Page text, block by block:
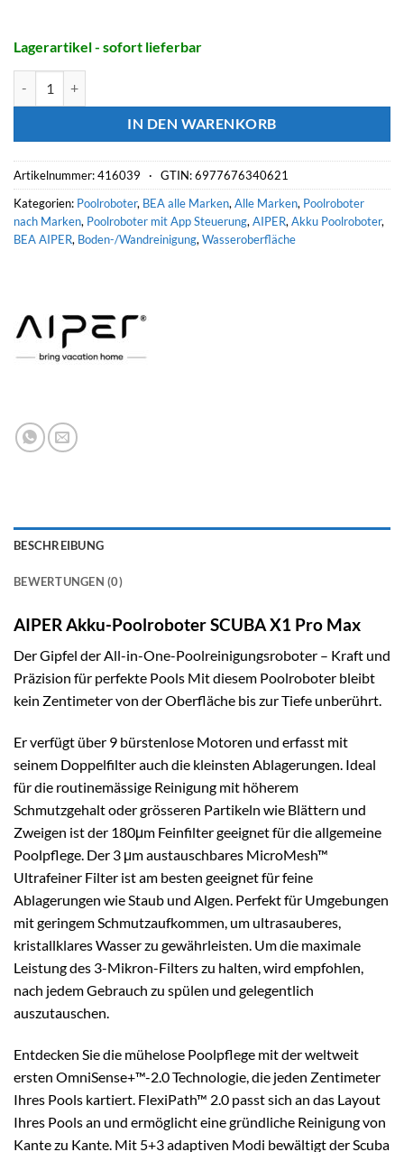
Lagerartikel - sofort lieferbar
IN DEN WARENKORB
Artikelnummer:416039 · GTIN: 6977676340621
Kategorien: Poolroboter, BEA alle Marken, Alle Marken, Poolroboter
nach Marken, Poolroboter mit App Steuerung, AIPER, Akku Poolroboter,
BEA AIPER, Boden-/Wandreinigung, Wasseroberfläche
BESCHREIBUNG
BEWERTUNGEN (0)
AIPER Akku-Poolroboter SCUBA X1 Pro Max
Der Gipfel der All-in-One-Poolreinigungsroboter – Kraft und
Präzision für perfekte Pools Mit diesem Poolroboter bleibt
kein Zentimeter von der Oberfläche bis zur Tiefe unberührt.
Er verfügt über 9 bürstenlose Motoren und erfasst mit
seinem Doppelfilter auch die kleinsten Ablagerungen. Ideal
für die routinemässige Reinigung mit höherem
Schmutzgehalt oder grösseren Partikeln wie Blättern und
Zweigen ist der 180μm Feinfilter geeignet für die allgemeine
Poolpflege. Der 3 μm austauschbares MicroMesh™
Ultrafeiner Filter ist am besten geeignet für feine
Ablagerungen wie Staub und Algen. Perfekt für Umgebungen
mit geringem Schmutzaufkommen, um ultrasauberes,
kristallklares Wasser zu gewährleisten. Um die maximale
Leistung des 3-Mikron-Filters zu halten, wird empfohlen,
nach jedem Gebrauch zu spülen und gelegentlich
auszutauschen.
Entdecken Sie die mühelose Poolpflege mit der weltweit
ersten OmniSense+™-2.0 Technologie, die jeden Zentimeter
Ihres Pools kartiert. FlexiPath™ 2.0 passt sich an das Layout
Ihres Pools an und ermöglicht eine gründliche Reinigung von
Kante zu Kante. Mit 5+3 adaptiven Modi bewältigt der Scuba